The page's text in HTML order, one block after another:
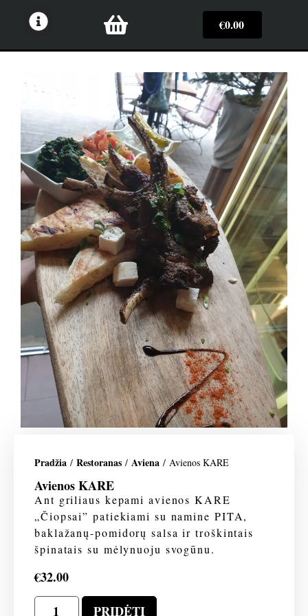
€0.00
Pradžia / Restoranas / Aviena / Avienos KARE
Avienos KARE
Ant griliaus kepami avienos KARE
„Čiopsai” patiekiami su namine PITA,
baklažanų-pomidorų salsa ir troškintais
špinatais su mėlynuoju svogūnu.
€32.00
PRIDĖTI